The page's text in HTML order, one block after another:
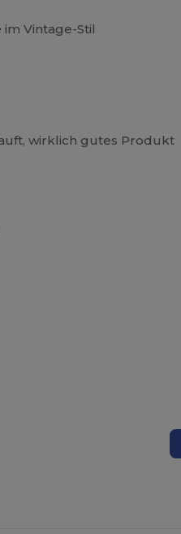
Vintage-Stil
wirklich gutes Produkt